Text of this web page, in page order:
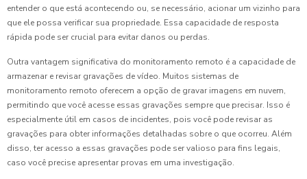
entender o que está acontecendo ou, se necessário, acionar um vizinho para
que ele possa verificar sua propriedade. Essa capacidade de resposta
rápida pode ser crucial para evitar danos ou perdas.
Outra vantagem significativa do monitoramento remoto é a capacidade de
armazenar e revisar gravações de vídeo. Muitos sistemas de
monitoramento remoto oferecem a opção de gravar imagens em nuvem,
permitindo que você acesse essas gravações sempre que precisar. Isso é
especialmente útil em casos de incidentes, pois você pode revisar as
gravações para obter informações detalhadas sobre o que ocorreu. Além
disso, ter acesso a essas gravações pode ser valioso para fins legais,
caso você precise apresentar provas em uma investigação.